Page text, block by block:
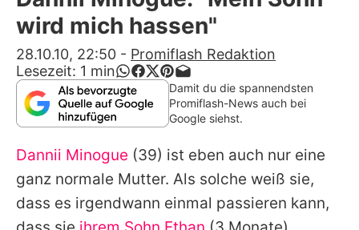
Alle Themen auf Promiflash
App runterladen
Team
Redaktionelle Richtlinien
Impressum
Datenschutzerklärung
wird mich hassen"
28.10.10, 22:50 - Promiflash Redaktion
Lesezeit: 1 min
Damit du die spannendsten
Promiflash-News auch bei
Google siehst.
Dannii Minogue (39) ist eben auch nur eine
ganz normale Mutter. Als solche weiß sie,
dass es irgendwann einmal passieren kann,